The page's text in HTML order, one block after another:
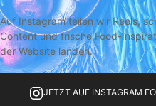
Auf Instagram teilen wir Reels,
Content und frische Food-
der Website landen.
JETZT AUF INSTAGRAM